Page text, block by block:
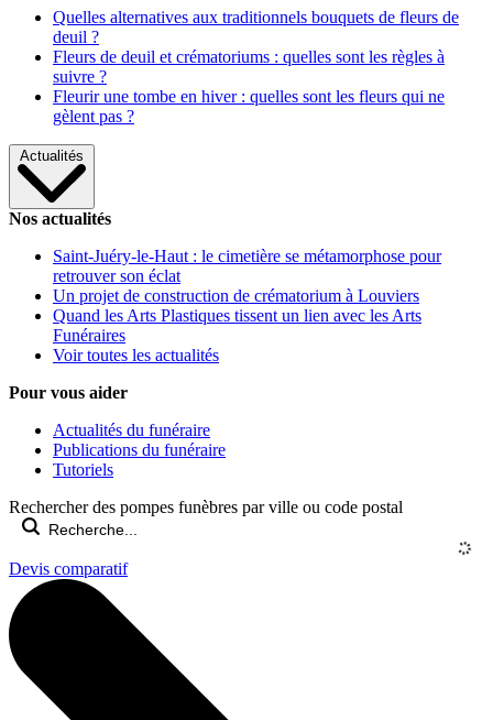
Quelles alternatives aux traditionnels bouquets de fleurs de
deuil ?
Fleurs de deuil et crématoriums : quelles sont les règles à
suivre ?
Fleurir une tombe en hiver : quelles sont les fleurs qui ne
gèlent pas ?
Actualités
Nos actualités
Saint-Juéry-le-Haut : le cimetière se métamorphose pour
retrouver son éclat
Un projet de construction de crématorium à Louviers
Quand les Arts Plastiques tissent un lien avec les Arts
Funéraires
Voir toutes les actualités
Pour vous aider
Actualités du funéraire
Publications du funéraire
Tutoriels
Rechercher des pompes funèbres par ville ou code postal
Devis comparatif